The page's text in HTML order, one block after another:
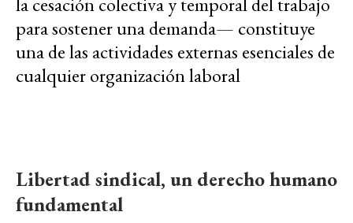
para sostener una demanda— constituye
una de las actividades externas esenciales de
cualquier organización laboral
Libertad sindical, un derecho humano
fundamental